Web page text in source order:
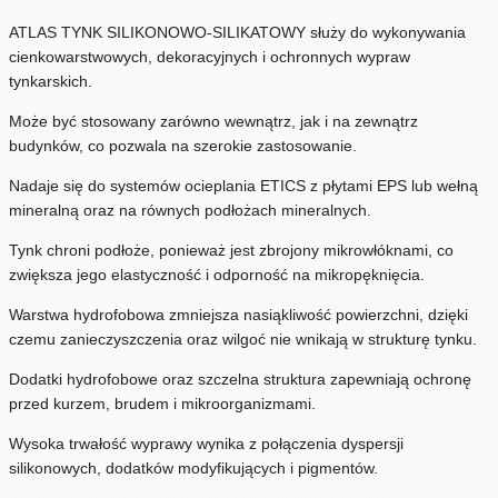
ATLAS TYNK SILIKONOWO-SILIKATOWY służy do wykonywania
cienkowarstwowych, dekoracyjnych i ochronnych wypraw
tynkarskich.
Może być stosowany zarówno wewnątrz, jak i na zewnątrz
budynków, co pozwala na szerokie zastosowanie.
Nadaje się do systemów ocieplania ETICS z płytami EPS lub wełną
mineralną oraz na równych podłożach mineralnych.
Tynk chroni podłoże, ponieważ jest zbrojony mikrowłóknami, co
zwiększa jego elastyczność i odporność na mikropęknięcia.
Warstwa hydrofobowa zmniejsza nasiąkliwość powierzchni, dzięki
czemu zanieczyszczenia oraz wilgoć nie wnikają w strukturę tynku.
Dodatki hydrofobowe oraz szczelna struktura zapewniają ochronę
przed kurzem, brudem i mikroorganizmami.
Wysoka trwałość wyprawy wynika z połączenia dyspersji
silikonowych, dodatków modyfikujących i pigmentów.